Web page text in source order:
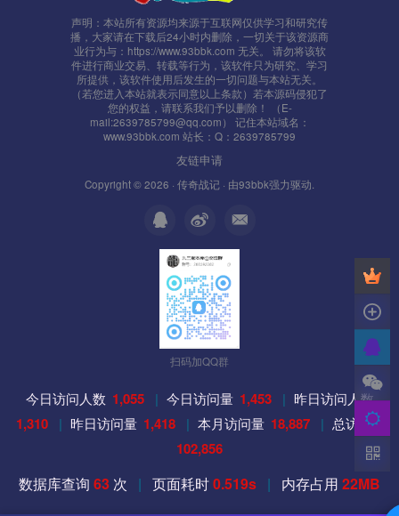
声明：本站所有资源均来源于互联网仅供学习和研究传
播，大家请在下载后24小时内删除，一切关于该资源商
业行为与：https://www.93bbk.com 无关。 请勿将该软
件进行商业交易、转载等行为，该软件只为研究、学习
所提供，该软件使用后发生的一切问题与本站无关。
（若您进入本站就表示同意以上条款）若本源码侵犯了
您的权益，请联系我们予以删除！ （E-
mail:2639785799@qq.com） 记住本站域名：
www.93bbk.com 站长：Q：2639785799
友链申请
Copyright © 2026 · 传奇战记 · 由93bbk强力驱动.
扫码加QQ群
今日访问人数 1,055 | 今日访问量 1,453 | 昨日访问人数
1,310 | 昨日访问量 1,418 | 本月访问量 18,887 | 总访问量
102,856
数据库查询 63 次 | 页面耗时0.519s | 内存占用 22MB